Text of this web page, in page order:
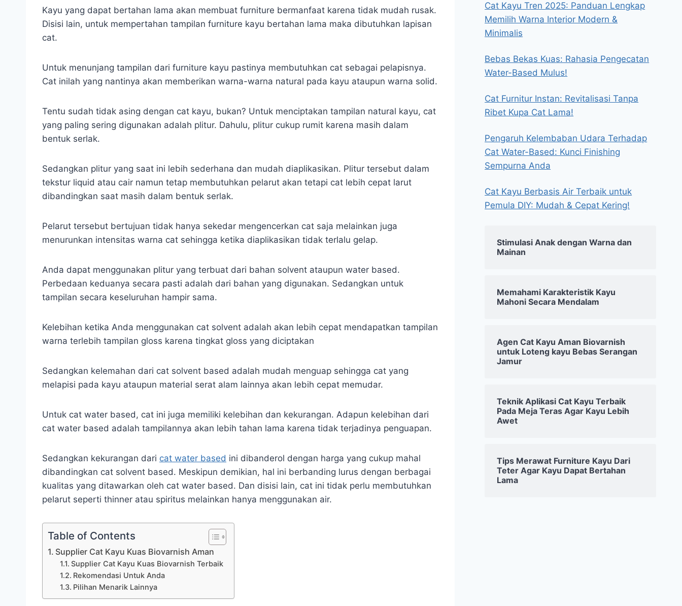
Kayu yang dapat bertahan lama akan membuat furniture bermanfaat karena tidak mudah rusak.
Disisi lain, untuk mempertahan tampilan furniture kayu bertahan lama maka dibutuhkan lapisan
cat.
Untuk menunjang tampilan dari furniture kayu pastinya membutuhkan cat sebagai pelapisnya.
Cat inilah yang nantinya akan memberikan warna-warna natural pada kayu ataupun warna solid.
Tentu sudah tidak asing dengan cat kayu, bukan? Untuk menciptakan tampilan natural kayu, cat
yang paling sering digunakan adalah plitur. Dahulu, plitur cukup rumit karena masih dalam
bentuk serlak.
Sedangkan plitur yang saat ini lebih sederhana dan mudah diaplikasikan. Plitur tersebut dalam
tekstur liquid atau cair namun tetap membutuhkan pelarut akan tetapi cat lebih cepat larut
dibandingkan saat masih dalam bentuk serlak.
Pelarut tersebut bertujuan tidak hanya sekedar mengencerkan cat saja melainkan juga
menurunkan intensitas warna cat sehingga ketika diaplikasikan tidak terlalu gelap.
Anda dapat menggunakan plitur yang terbuat dari bahan solvent ataupun water based.
Perbedaan keduanya secara pasti adalah dari bahan yang digunakan. Sedangkan untuk
tampilan secara keseluruhan hampir sama.
Kelebihan ketika Anda menggunakan cat solvent adalah akan lebih cepat mendapatkan tampilan
warna terlebih tampilan gloss karena tingkat gloss yang diciptakan
Sedangkan kelemahan dari cat solvent based adalah mudah menguap sehingga cat yang
melapisi pada kayu ataupun material serat alam lainnya akan lebih cepat memudar.
Untuk cat water based, cat ini juga memiliki kelebihan dan kekurangan. Adapun kelebihan dari
cat water based adalah tampilannya akan lebih tahan lama karena tidak terjadinya penguapan.
Sedangkan kekurangan dari cat water based ini dibanderol dengan harga yang cukup mahal
dibandingkan cat solvent based. Meskipun demikian, hal ini berbanding lurus dengan berbagai
kualitas yang ditawarkan oleh cat water based. Dan disisi lain, cat ini tidak perlu membutuhkan
pelarut seperti thinner atau spiritus melainkan hanya menggunakan air.
Table of Contents
Supplier Cat Kayu Kuas Biovarnish Aman
Supplier Cat Kayu Kuas Biovarnish Terbaik
Rekomendasi Untuk Anda
Pilihan Menarik Lainnya
Cat Kayu Tren 2025: Panduan Lengkap
Memilih Warna Interior Modern &
Minimalis
Bebas Bekas Kuas: Rahasia Pengecatan
Water-Based Mulus!
Cat Furnitur Instan: Revitalisasi Tanpa
Ribet Kupa Cat Lama!
Pengaruh Kelembaban Udara Terhadap
Cat Water-Based: Kunci Finishing
Sempurna Anda
Cat Kayu Berbasis Air Terbaik untuk
Pemula DIY: Mudah & Cepat Kering!
Stimulasi Anak dengan Warna dan
Mainan
Memahami Karakteristik Kayu
Mahoni Secara Mendalam
Agen Cat Kayu Aman Biovarnish
untuk Loteng kayu Bebas Serangan
Jamur
Teknik Aplikasi Cat Kayu Terbaik
Pada Meja Teras Agar Kayu Lebih
Awet
Tips Merawat Furniture Kayu Dari
Teter Agar Kayu Dapat Bertahan
Lama